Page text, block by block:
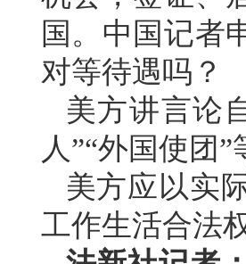
国。中国记者
对等待遇吗？
美方讲言论
人”“外国使团
美方应以实
工作生活合法